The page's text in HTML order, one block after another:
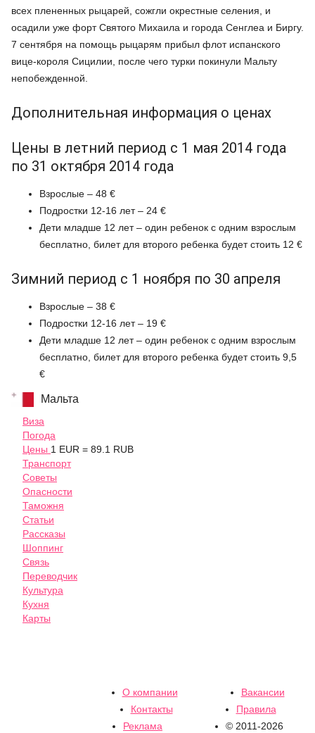
всех плененных рыцарей, сожгли окрестные селения, и
осадили уже форт Святого Михаила и города Сенглеа и Биргу.
7 сентября на помощь рыцарям прибыл флот испанского
вице-короля Сицилии, после чего турки покинули Мальту
непобежденной.
Дополнительная информация о ценах
Цены в летний период с 1 мая 2014 года
по 31 октября 2014 года
Взрослые – 48 €
Подростки 12-16 лет – 24 €
Дети младше 12 лет – один ребенок с одним взрослым
бесплатно, билет для второго ребенка будет стоить 12 €
Зимний период с 1 ноября по 30 апреля
Взрослые – 38 €
Подростки 12-16 лет – 19 €
Дети младше 12 лет – один ребенок с одним взрослым
бесплатно, билет для второго ребенка будет стоить 9,5
€
Мальта
Виза
Погода
Цены 1 EUR = 89.1 RUB
Транспорт
Советы
Опасности
Таможня
Статьи
Рассказы
Шоппинг
Связь
Переводчик
Культура
Кухня
Карты
О компании
Вакансии
Контакты
Правила
Реклама
© 2011-2026